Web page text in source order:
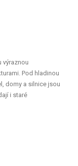
výraznou
Pod hladinou
domy a silnice jsou
i staré
Švihov, jejíž